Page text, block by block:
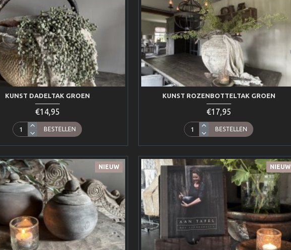
KUNST DADELTAK GROEN
€14,95
BESTELLEN
KUNST ROZENBOTTELTAK GROEN
€17,95
BESTELLEN
NIEUW NIEUW